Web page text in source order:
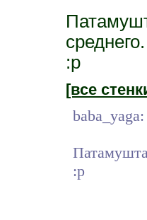
среднего.
:р
[все
baba_yaga:
:р